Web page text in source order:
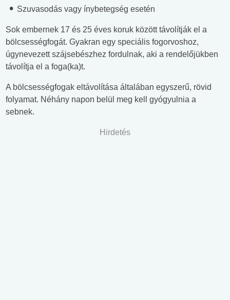
Szuvasodás vagy ínybetegség esetén
Sok embernek 17 és 25 éves koruk között távolítják el a
bölcsességfogát. Gyakran egy speciális fogorvoshoz,
úgynevezett szájsebészhez fordulnak, aki a rendelőjükben
távolítja el a foga(ka)t.
A bölcsességfogak eltávolítása általában egyszerű, rövid
folyamat. Néhány napon belül meg kell gyógyulnia a
sebnek.
Hirdetés